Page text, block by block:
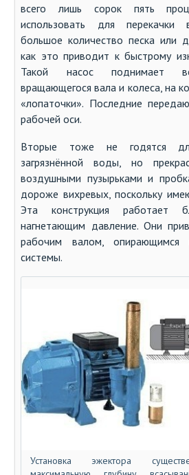
всего лишь сорок пять
использовать для
большое количество песка или
как это приводит к быстрому
Такой насос поднимает
вращающегося вала и колеса, на
«лопаточки». Последние
рабочей оси.
Вторые тоже не годятся
загрязнённой воды, но
воздушными пузырьками и
дороже вихревых, поскольку
Эта конструкция работает
нагнетающим давление. Они
рабочим валом, опирающимся
системы.
Установка эжектора